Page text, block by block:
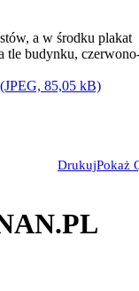
85,05 kB)
DrukujPokaż